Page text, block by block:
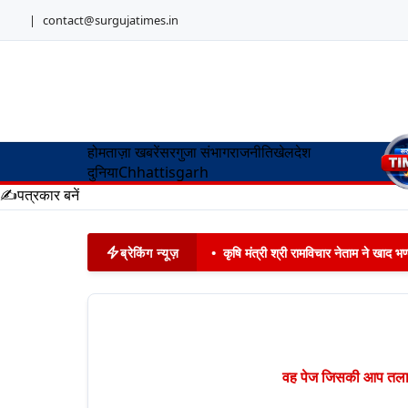
| contact@surgujatimes.in
होमताज़ा खबरेंसरगुजा संभागराजनीतिखेलदेश
दुनियाChhattisgarh
✍️पत्रकार बनें
ब्रेकिंग न्यूज़ • कृषि मंत्री श्री रामविचार नेताम ने खाद
वह पेज जिसकी आप